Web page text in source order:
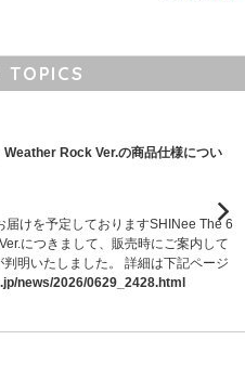
TOPICS
Rock Ver.の商品仕様につい
けを予定しておりますSHINee The 6
につきまして、販売時にご案内して
明いたしました。 詳細は下記ページ
news/2026/0629_2428.html